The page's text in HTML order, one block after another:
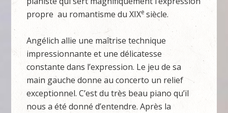
propre au romantisme du XIXesiècle.
Angélich allie une maîtrise technique
impressionnante et une délicatesse
constante dans l’expression. Le jeu de sa
main gauche donne au concerto un relief
exceptionnel. C’est du très beau piano qu’il
nous a été donné d’entendre. Après la